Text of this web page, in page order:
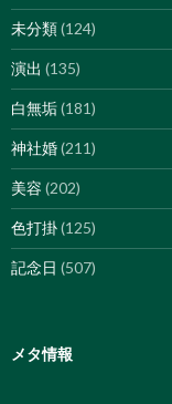
未分類(124)
演出 (135)
白無垢(181)
神社婚(211)
美容 (202)
色打掛(125)
記念日 (507)
メタ情報